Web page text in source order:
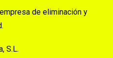
de eliminación y
S.L.